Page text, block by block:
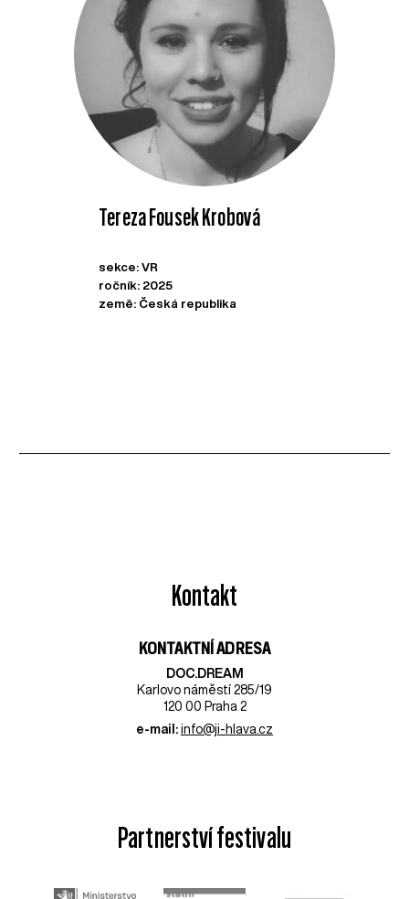
Tereza Fousek Krobová
sekce: VR
ročník: 2025
země: Česká republika
Kontakt
KONTAKTNÍ ADRESA
DOC.DREAM​
Karlovo náměstí 285/19
120 00 Praha 2
e-mail: info@ji-hlava.cz
Partnerství festivalu